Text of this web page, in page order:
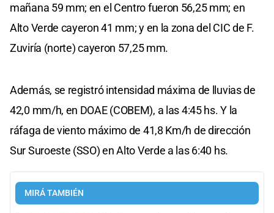
mañana 59 mm; en el Centro fueron 56,25 mm; en
Alto Verde cayeron 41 mm; y en la zona del CIC de F.
Zuviría (norte) cayeron 57,25 mm.
Además, se registró intensidad máxima de lluvias de
42,0 mm/h, en DOAE (COBEM), a las 4:45 hs. Y la
ráfaga de viento máximo de 41,8 Km/h de dirección
Sur Suroeste (SSO) en Alto Verde a las 6:40 hs.
MIRÁ TAMBIÉN